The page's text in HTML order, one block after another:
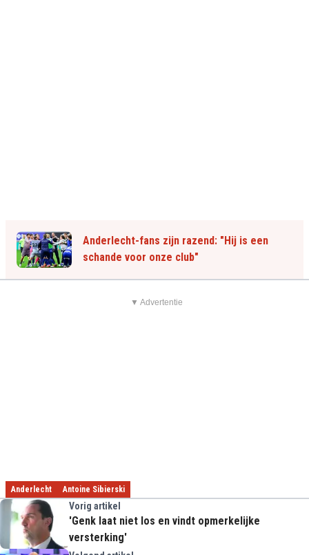
Anderlecht-fans zijn razend: "Hij is een
schande voor onze club"
▼ Advertentie
Anderlecht Antoine Sibierski
Vorig artikel
'Genk laat niet los en vindt opmerkelijke
versterking'